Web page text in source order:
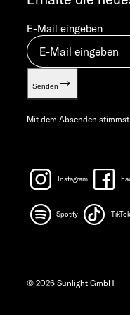
E-Mail eingeben
Senden
Mit dem Absenden
Instagram
Spotify TikTok
© 2026 Sunlight GmbH